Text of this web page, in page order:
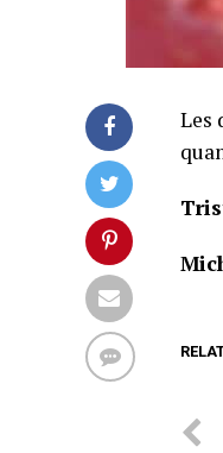
Les